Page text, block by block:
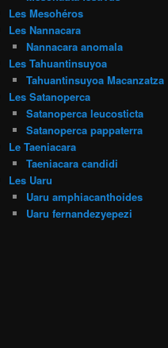
Les Mesohéros
Les Nannacara
Nannacara anomala
Les Tahuantinsuyoa
Tahuantinsuyoa Macanzatza
Les Satanoperca
Satanoperca leucosticta
Satanoperca pappaterra
Le Taeniacara
Taeniacara candidi
Les Uaru
Uaru amphiacanthoides
Uaru fernandezyepezi